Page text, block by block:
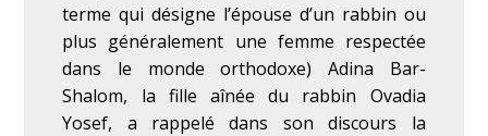
terme qui désigne l’épouse d’un rabbin ou
plus généralement une femme respectée
dans le monde orthodoxe) Adina Bar-
Shalom, la fille aînée du rabbin Ovadia
Yosef, a rappelé dans son discours la